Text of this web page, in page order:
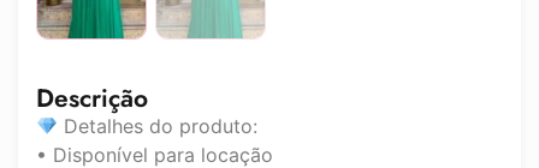
Descrição
Detalhes do produto:
• Disponível para locação